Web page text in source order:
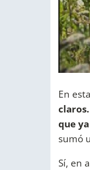
En
claros.
que
sumó
Sí, en